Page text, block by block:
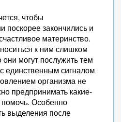
чтобы
поскорее закончились и
материнство.
к ним слишком
могут послужить тем
единственным сигналом
организма не
предпринимать какие-
Особенно
выделения после